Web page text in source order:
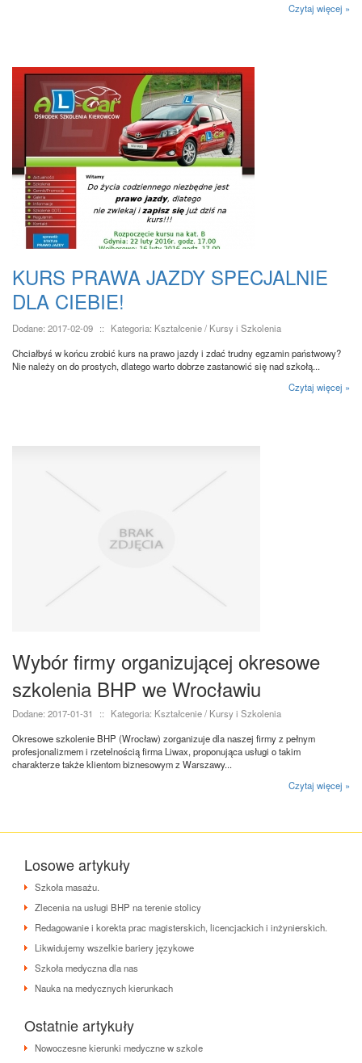
Czytaj więcej »
KURS PRAWA JAZDY SPECJALNIE
DLA CIEBIE!
Dodane: 2017-02-09 ::
Kategoria: Kształcenie / Kursy i Szkolenia
Chciałbyś w końcu zrobić kurs na prawo jazdy i zdać trudny egzamin państwowy?
Nie należy on do prostych, dlatego warto dobrze zastanowić się nad szkołą...
Czytaj więcej »
Wybór firmy organizującej okresowe
szkolenia BHP we Wrocławiu
Dodane: 2017-01-31 ::
Kategoria: Kształcenie / Kursy i Szkolenia
Okresowe szkolenie BHP (Wrocław) zorganizuje dla naszej firmy z pełnym
profesjonalizmem i rzetelnością firma Liwax, proponująca usługi o takim
charakterze także klientom biznesowym z Warszawy...
Czytaj więcej »
Losowe artykuły
Szkoła masażu.
Zlecenia na usługi BHP na terenie stolicy
Redagowanie i korekta prac magisterskich, licencjackich i inżynierskich.
Likwidujemy wszelkie bariery językowe
Szkoła medyczna dla nas
Nauka na medycznych kierunkach
Ostatnie artykuły
Nowoczesne kierunki medyczne w szkole